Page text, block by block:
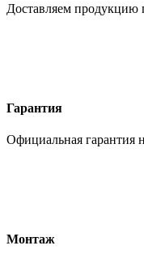
Доставляем продукцию
Гарантия
Официальная гарантия
Монтаж